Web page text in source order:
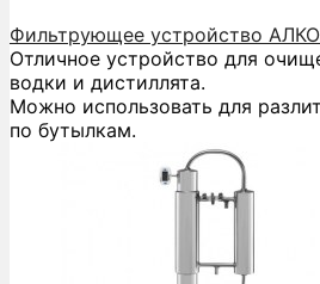
Фильтрующее устройство
Отличное устройство для
водки и дистиллята.
Можно использовать для
по бутылкам.